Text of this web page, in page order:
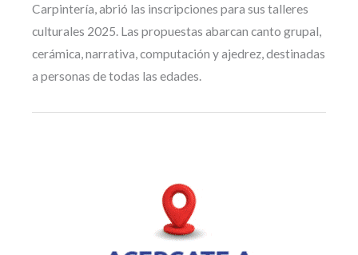
Carpintería, abrió las inscripciones para sus talleres
culturales 2025. Las propuestas abarcan canto grupal,
cerámica, narrativa, computación y ajedrez, destinadas
a personas de todas las edades.